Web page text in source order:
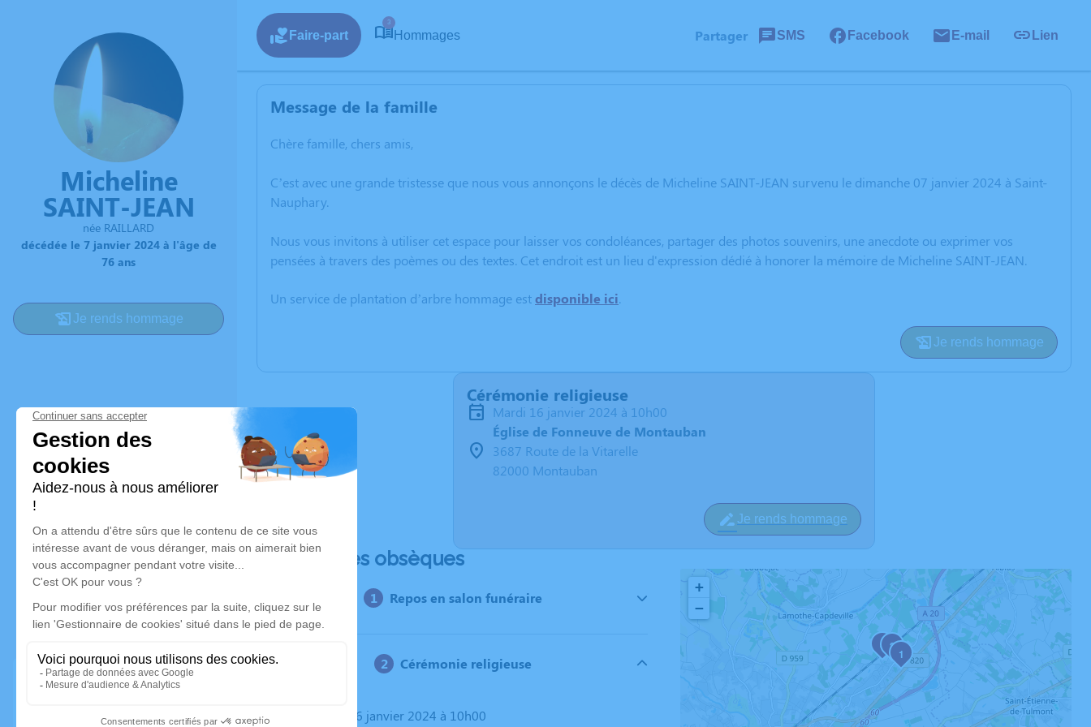
Micheline
SAINT-JEAN
née RAILLARD
décédée le 7 janvier 2024 à l'âge de
76 ans
Je rends hommage
Faire-part
3
Hommages Partager SMS Facebook E-mail Lien
Message de la famille
Chère famille, chers amis,
C’est avec une grande tristesse que nous vous annonçons le décès de Micheline SAINT-JEAN survenu le dimanche 07 janvier 2024 à Saint-
Nauphary.
Nous vous invitons à utiliser cet espace pour laisser vos condoléances, partager des photos souvenirs, une anecdote ou exprimer vos
pensées à travers des poèmes ou des textes. Cet endroit est un lieu d'expression dédié à honorer la mémoire de Micheline SAINT-JEAN.
Un service de plantation d’arbre hommage estdisponible ici.
Je rends hommage
Cérémonie religieuse
mardi 16 janvier 2024 à 10h00
Église de Fonneuve de Montauban
3687 Route de la Vitarelle
82000 Montauban
Je rends hommage
Déroulé des obsèques
Repos en salon funéraire
Cérémonie religieuse
Le mardi 16 janvier 2024 à 10h00
1
2
4
+
−